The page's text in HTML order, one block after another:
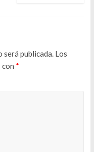
será publicada. Los
*